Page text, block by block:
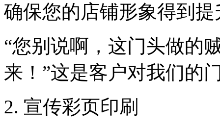
确保您的店铺形象得到提
“您别说啊，这门头做的
来！”这是客户对我们的
2. 宣传彩页印刷